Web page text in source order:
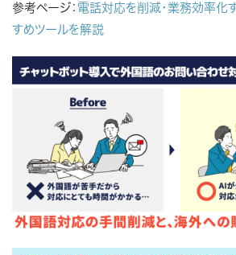
参考ページ： 電話対応を削減・業務効率化
すめツールを解説